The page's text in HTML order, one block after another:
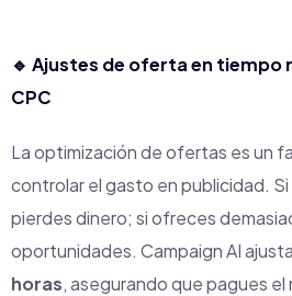
🔹 Ajustes de oferta en tiempo
CPC
La optimización de ofertas es un
controlar el gasto en publicidad.
pierdes dinero; si ofreces
oportunidades. Campaign AI
horas, asegurando que pagues